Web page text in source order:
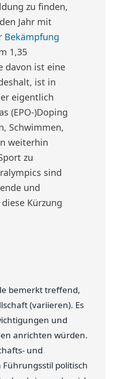
zu finden,
Jahr mit
Bekämpfung
1,35
davon ist eine
ist in
eigentlich
(EPO-)Doping
Schwimmen,
weiterhin
zu
sind
und
Kürzung
bemerkt treffend,
(variieren). Es
und
anrichten würden.
und
politisch